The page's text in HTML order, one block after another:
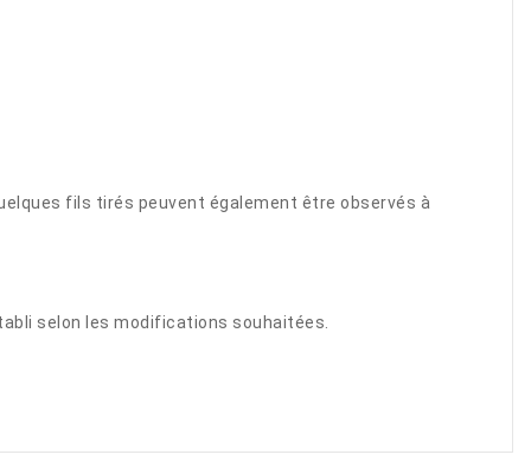
fils tirés peuvent également être observés à
selon les modifications souhaitées.